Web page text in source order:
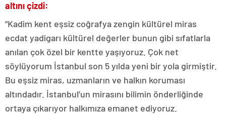
altını çizdi:
“Kadim kent eşsiz coğrafya zengin kültürel miras
ecdat yadigarı kültürel değerler bunun gibi sıfatlarla
anılan çok özel bir kentte yaşıyoruz. Çok net
söylüyorum İstanbul son 5 yılda yeni bir yola girmiştir.
Bu eşsiz miras, uzmanların ve halkın koruması
altındadır. İstanbul’un mirasını bilimin önderliğinde
ortaya çıkarıyor halkımıza emanet ediyoruz.